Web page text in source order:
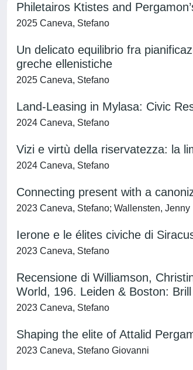
Philetairos Ktistes and
2025 Caneva, Stefano
Un delicato equilibrio fra
greche ellenistiche
2025 Caneva, Stefano
Land-Leasing in Mylasa: Civic
2024 Caneva, Stefano
Vizi e virtù della riservatezza: la
2024 Caneva, Stefano
Connecting present with a
2023 Caneva, Stefano; Wallensten, Jenny
Ierone e le élites civiche di
2023 Caneva, Stefano
Recensione di Williamson,
World, 196. Leiden & Boston: Brill
2023 Caneva, Stefano
Shaping the elite of Attalid
2023 Caneva, Stefano Giovanni